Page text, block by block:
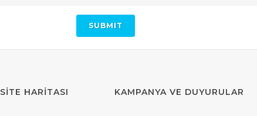
SİTE HARİTASI KAMPANYA VE DUYURULAR